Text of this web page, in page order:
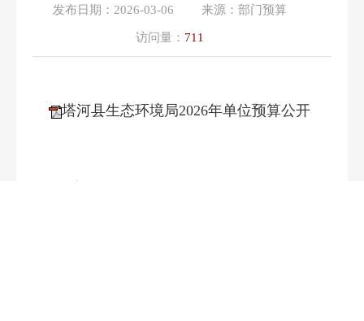
发布日期： 2026-03-06 来源： 部门预算
访问量： 711
塔河县生态环境局2026年单位预算公开